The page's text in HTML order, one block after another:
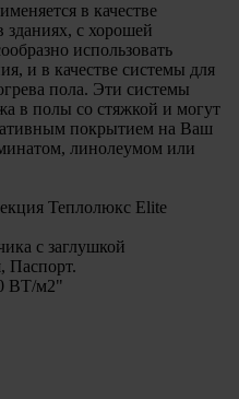
в качестве
зданиях, с хорошей
использовать
и в качестве системы для
пола. Эти системы
в полы со стяжкой и могут
покрытием на Ваш
линолеумом или
Теплолюкс Elite
с заглушкой
Паспорт.
ВТ/м2"